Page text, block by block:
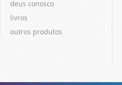
deus conosco
livros
outros produtos